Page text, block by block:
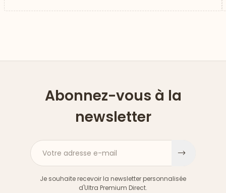
Abonnez-vous à la
newsletter
Votre adresse e-mail
Je souhaite recevoir la newsletter personnalisée
d'Ultra Premium Direct.